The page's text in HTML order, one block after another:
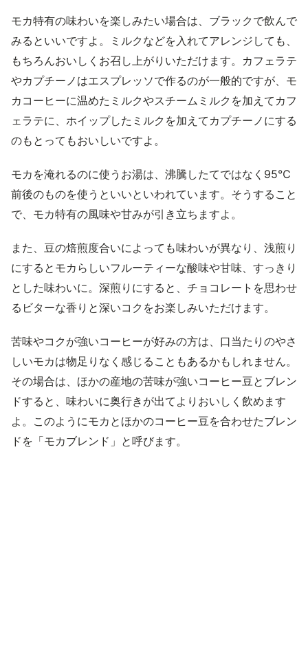
モカ特有の味わいを楽しみたい場合は、ブラックで飲んで
みるといいですよ。ミルクなどを入れてアレンジしても、
もちろんおいしくお召し上がりいただけます。カフェラテ
やカプチーノはエスプレッソで作るのが一般的ですが、モ
カコーヒーに温めたミルクやスチームミルクを加えてカフ
ェラテに、ホイップしたミルクを加えてカプチーノにする
のもとってもおいしいですよ。
モカを淹れるのに使うお湯は、沸騰したてではなく95℃
前後のものを使うといいといわれています。そうすること
で、モカ特有の風味や甘みが引き立ちますよ。
また、豆の焙煎度合いによっても味わいが異なり、浅煎り
にするとモカらしいフルーティーな酸味や甘味、すっきり
とした味わいに。深煎りにすると、チョコレートを思わせ
るビターな香りと深いコクをお楽しみいただけます。
苦味やコクが強いコーヒーが好みの方は、口当たりのやさ
しいモカは物足りなく感じることもあるかもしれません。
その場合は、ほかの産地の苦味が強いコーヒー豆とブレン
ドすると、味わいに奥行きが出てよりおいしく飲めます
よ。このようにモカとほかのコーヒー豆を合わせたブレン
ドを「モカブレンド」と呼びます。